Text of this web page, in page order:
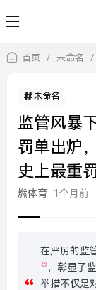
首页 / 未命名 /
未命名
监管风暴
罚单出炉
史上最重
燃体育 1个月前
在严厉的监
，彰显了
举措不仅是